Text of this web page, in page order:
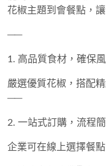
花椒主題到會餐點 ，
──
1. 高品質食材，確保
嚴選優質花椒，搭配
──
2. 一站式訂購，流程
企業可在線上選擇餐